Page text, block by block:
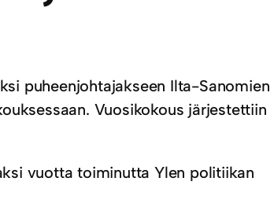
puheenjohtajakseen Ilta-
Vuosikokous järjestettiin
vuotta toiminutta Ylen politiikan